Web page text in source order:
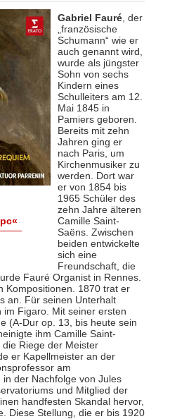
Gabriel Fauré, der
„französische
Schumann“ wie er
auch genannt wird,
wurde als jüngster
Sohn von sechs
Kindern eines
Schulleiters am 12.
Mai 1845 in
Pamiers geboren.
Bereits mit zehn
Jahren ging er
nach Paris, um
Kirchenmusiker zu
werden. Dort war
er von 1854 bis
1965 Schüler des
zehn Jahre älteren
Camille Saint-
Saëns. Zwischen
beiden entwickelte
sich eine
Freundschaft, die
Fauré Organist in Rennes.
Kompositionen. 1870 trat er
an. Für seinen Unterhalt
Figaro. Mit seiner ersten
(A-Dur op. 13, bis heute sein
ihm Camille Saint-
Riege der Meister
er Kapellmeister an der
am
der Nachfolge von Jules
und Mitglied der
handfesten Skandal hervor,
Diese Stellung, die er bis 1920